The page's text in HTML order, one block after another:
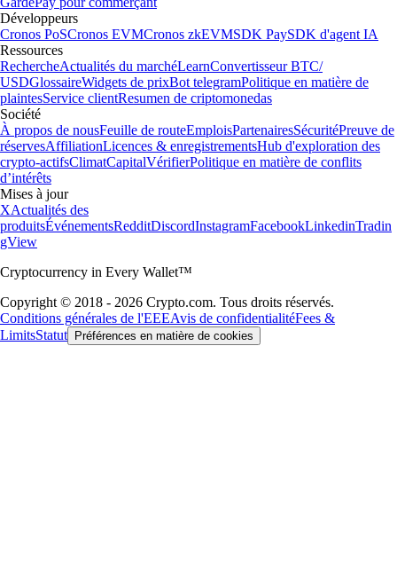
Développeurs
Cronos PoSCronos EVMCronos zkEVMSDK PaySDK d'agent IA
Ressources
RechercheActualités du marchéLearnConvertisseur BTC/
USDGlossaireWidgets de prixBot telegramPolitique en matière de
plaintesService clientResumen de criptomonedas
Société
À propos de nousFeuille de routeEmploisPartenairesSécuritéPreuve de
réservesAffiliationLicences & enregistrementsHub d'exploration des
crypto-actifsClimatCapitalVérifierPolitique en matière de conflits
d’intérêts
Mises à jour
XActualités des
produitsÉvénementsRedditDiscordInstagramFacebookLinkedinTradin
gView
Cryptocurrency in Every Wallet™
Copyright © 2018 - 2026 Crypto.com. Tous droits réservés.
Conditions générales de l'EEEAvis de confidentialitéFees &
LimitsStatut Préférences en matière de cookies